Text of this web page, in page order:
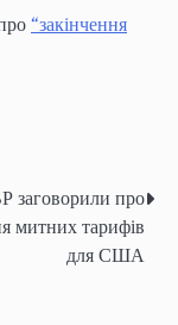
“закінчення
заговорили про
митних тарифів
для США